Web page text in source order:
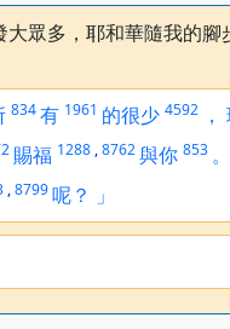
眾多，耶和華隨我的
834有 1961 的很少 4592 ，
賜福 1288 ,8762與你 853 。
,8799呢？ 」